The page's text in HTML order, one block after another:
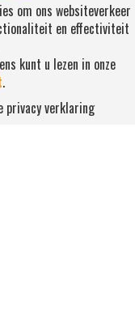
om ons websiteverkeer
en effectiviteit
kunt u lezen in onze
.
privacy verklaring